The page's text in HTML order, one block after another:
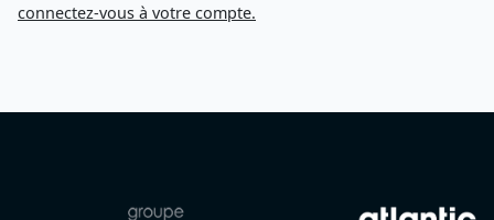
connectez-vous à votre compte.